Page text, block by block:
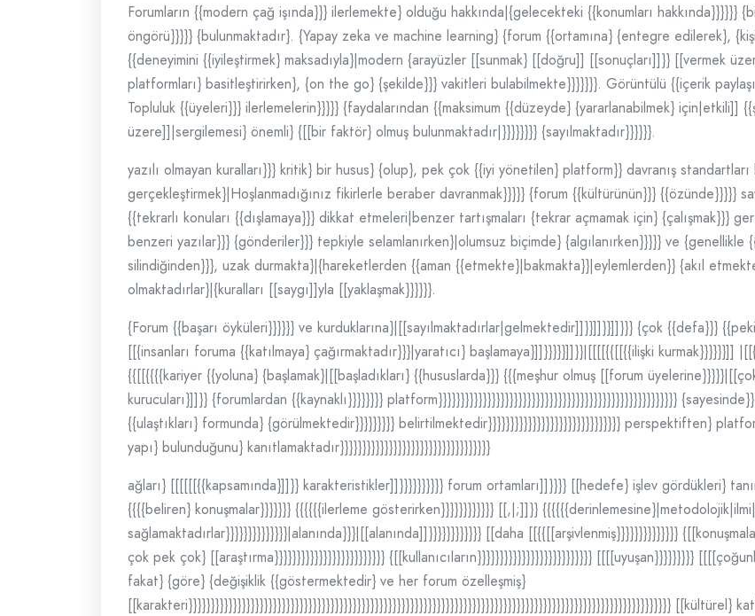
Forumların {{modern çağ işında}}} ilerlemekte} olduğu hakkında|{gelecekteki {{konumları hakkında}}}}}}
öngörü}}}}} {bulunmaktadır}. {Yapay zeka ve machine learning} {forum {{ortamına} {entegre edilerek},
{{deneyimini {{iyileştirmek} maksadıyla}|modern {arayüzler [[sunmak} [[doğru]] [[sonuçları]]}} [[vermek
platformları} basitleştirirken}, {on the go} {şekilde}}} vakitleri bulabilmekte}}}}}}}. Görüntülü {{içerik
Topluluk {{üyeleri}}} ilerlemelerin}}}}} {faydalarından {{maksimum {{düzeyde} {yararlanabilmek}
üzere]]|sergilemesi} önemli} {[[bir faktör} olmuş bulunmaktadır|}}}}}}}} {sayılmaktadır}}}}}}.
yazılı olmayan kuralları}}} kritik} bir husus} {olup}, pek çok {{iyi yönetilen} platform}} davranış
gerçekleştirmek}|Hoşlanmadığınız fikirlerle beraber davranmak}}}}} {forum {{kültürünün}}} {{özünde}}}}}
{{tekrarlı konuları {{dışlamaya}}} dikkat etmeleri|benzer tartışmaları {tekrar açmamak için} {çalışmak}}}
benzeri yazılar}}} {gönderiler}}} tepkiyle selamlanırken}|olumsuz biçimde} {algılanırken}}}}} ve {genellikle
silindiğinden}}}, uzak durmakta}|{hareketlerden {{aman {{etmekte}|bakmakta}}|eylemlerden}} {akıl
olmaktadırlar}|{kuralları [[saygı]]yla [[yaklaşmak}}}}}}.
{Forum {{başarı öyküleri}}}}}} ve kurduklarına}|[[sayılmaktadırlar|gelmektedir]]}}]]}}]]}}} {çok {{defa}}}
[[{insanları foruma {{katılmaya} çağırmaktadır}}}|yaratıcı} başlamaya}]]}}}}}]]}}|[[[[{{[[{{ilişki kurmak}}}}}}]]
{{[[{{{{kariyer {{yoluna} {başlamak}|[[başladıkları} {{hususlarda}}} {{{meşhur olmuş [[forum
kurucuları}]]}} {forumlardan {{kaynaklı}}}}}}}} platform}}}}}}}}}}}}}}}}}}}}}}}}}}}}}}}}}}}}}}}}}}}}}}}}}}}}}}
{{ulaştıkları} formunda} {görülmektedir}}}}}}}}} belirtilmektedir}}}}}}}}}}}}}}}}}}}}}}}}}}}}}} perspektiften}
yapı} bulunduğunu} kanıtlamaktadır}}}}}}}}}}}}}}}}}}}}}}}}}}}}}}}}}}
ağları} [[[[[[{{kapsamında}]]}} karakteristikler]]}}}}}}}}}} forum ortamları]]}}}} [[hedefe} işlev gördükleri}
{{{{beliren} konuşmalar}}}}}}} {{{{{{ilerleme gösterirken}}}}}}}}}}}} [[,|;]]}}
sağlamaktadırlar}}}}}}}}}}}}}}|alanında}}}|[[alanında]]}}}}}}}}}}}} [[daha [[{{[[arşivlenmiş}}}}}}}}}}}}}}
çok pek çok} [[araştırma}}}}}}}}}}}}}}}}}}}}}}}}} {[[kullanıcıların}}}}}}}}}}}}}}}}}}}}}}}}}} [[[[uyuşan}}}}}}}}}
fakat} {göre} {değişiklik {{göstermektedir} ve her forum özelleşmiş}
[[karakteri}}}}}}}}}}}}}}}}}}}}}}}}}}}}}}}}}}}}}}}}}}}}}}}}}}}}}}}}}}}}}}}}}}}}}}}}}}}}}}}}}}}}}}}}}}}}}}}}}}}}}}}}}}}}} [[kültürel}